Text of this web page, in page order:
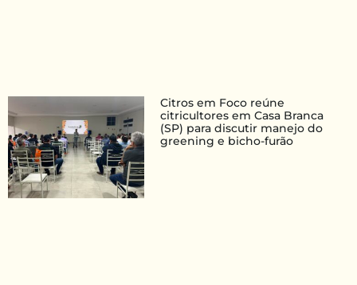
Citros em Foco reúne
citricultores em Casa Branca
(SP) para discutir manejo do
greening e bicho-furão